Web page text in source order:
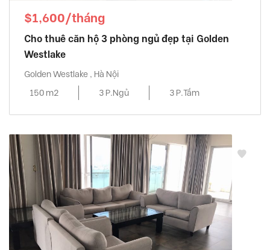
$1,600/tháng
Cho thuê căn hộ 3 phòng ngủ đẹp tại Golden
Westlake
Golden Westlake , Hà Nội
150 m2
3 P.Ngủ 3 P.Tắm